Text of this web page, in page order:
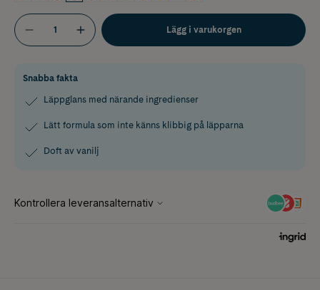
Lägg i varukorgen
Snabba fakta
Läppglans med närande ingredienser
Lätt formula som inte känns klibbig på läpparna
Doft av vanilj